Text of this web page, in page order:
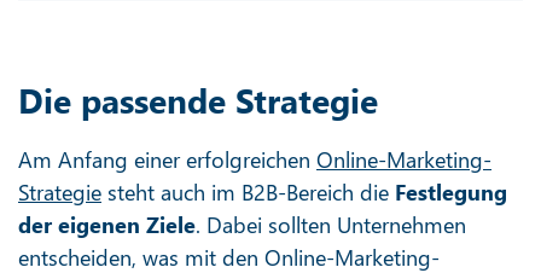
Die passende Strategie
Am Anfang einer erfolgreichen Online-Marketing-
Strategie steht auch im B2B-Bereich die Festlegung
der eigenen Ziele. Dabei sollten Unternehmen
entscheiden, was mit den Online-Marketing-